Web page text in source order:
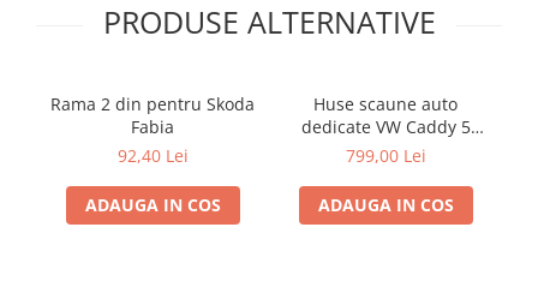
PRODUSE ALTERNATIVE
Rama 2 din pentru Skoda
Fabia
92,40 Lei
ADAUGA IN COS
Huse scaune auto
dedicate VW Caddy 5
locuri
799,00 Lei
ADAUGA IN COS